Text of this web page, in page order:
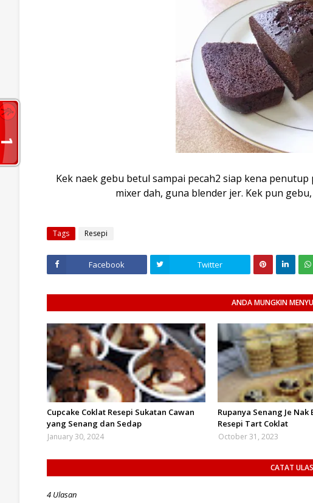
Kek naek gebu betul sampai pecah2 siap kena
mixer dah, guna blender jer. Kek pun
Tags Resepi
Facebook Twitter
ANDA MUNGKIN
Cupcake Coklat Resepi Sukatan Cawan
yang Senang dan Sedap
January 30, 2024
Rupanya Senang Je
Resepi Tart Coklat
October 31, 2023
CATAT
4 Ulasan